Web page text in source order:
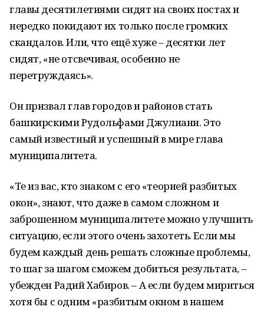
главы десятилетиями сидят на своих постах и
нередко покидают их только после громких
скандалов. Или, что ещё хуже – десятки лет
сидят, «не отсвечивая, особенно не
перетруждаясь».
Он призвал глав городов и районов стать
башкирскими Рудольфами Джулиани. Это
самый известный и успешный в мире глава
муниципалитета.
«Те из вас, кто знаком с его «теорией разбитых
окон», знают, что даже в самом сложном и
заброшенном муниципалитете можно улучшить
ситуацию, если этого очень захотеть. Если мы
будем каждый день решать сложные проблемы,
то шаг за шагом сможем добиться результата, –
убежден Радий Хабиров. – А если будем мириться
хотя бы с одним «разбитым окном в нашем